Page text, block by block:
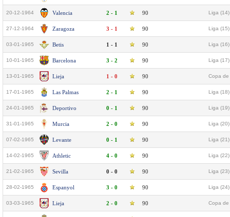
20-12-1964 Valencia 2 - 1 90 Liga (14)
27-12-1964 Zaragoza 3 - 1 90 Liga (15)
03-01-1965 Betis 1 - 1 90 Liga (16)
10-01-1965 Barcelona 3 - 2 90 Liga (17)
13-01-1965 Lieja 1 - 0 90 Copa de
17-01-1965 Las Palmas 2 - 1 90 Liga (18)
24-01-1965 Deportivo 0 - 1 90 Liga (19)
31-01-1965 Murcia 2 - 0 90 Liga (20)
07-02-1965 Levante 0 - 1 90 Liga (21)
14-02-1965 Athletic 4 - 0 90 Liga (22)
21-02-1965 Sevilla 0 - 0 90 Liga (23)
28-02-1965 Espanyol 3 - 0 90 Liga (24)
03-03-1965 Lieja 2 - 0 90 Copa de